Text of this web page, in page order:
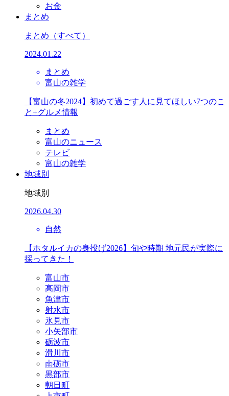
お金
まとめ
まとめ （すべて）
2024.01.22
まとめ
富山の雑学
【富山の冬2024】初めて過ごす人に見てほしい7つのこ
と+グルメ情報
まとめ
富山のニュース
テレビ
富山の雑学
地域別
地域別
2026.04.30
自然
【ホタルイカの身投げ2026】旬や時期 地元民が実際に
採ってきた！
富山市
高岡市
魚津市
射水市
氷見市
小矢部市
砺波市
滑川市
南砺市
黒部市
朝日町